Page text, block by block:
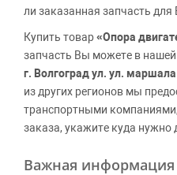
ли заказанная запчасть для
Купить товар«Опора
запчасть Вы можете в
г. Волгоград ул. ул.
из других регионов мы
транспортными
заказа, укажите куда нужно
Важная информация